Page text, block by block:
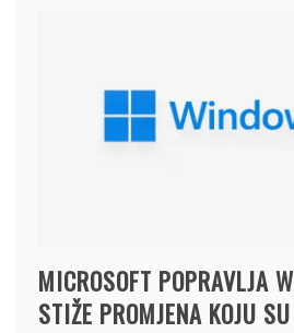
MICROSOFT POPRAVLJA
STIŽE PROMJENA KOJU